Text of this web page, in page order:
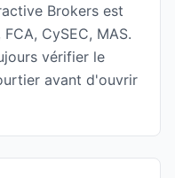
Brokers est
CySEC, MAS.
vérifier le
avant d'ouvrir